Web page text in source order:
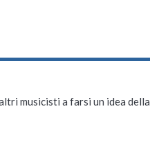
musicisti a farsi un idea della